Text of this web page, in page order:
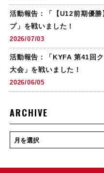
活動報告：「【U12前期優
プ」を戦いました！
2026/07/03
活動報告：「KYFA 第41回
大会」を戦いました！
2026/06/05
ARCHIVE